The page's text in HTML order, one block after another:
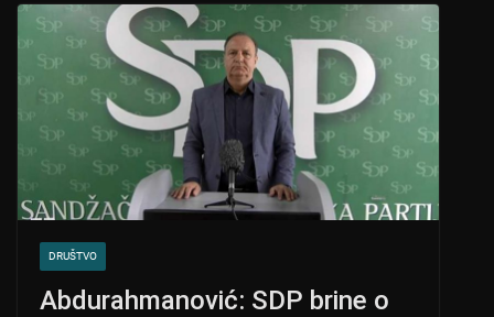
A
p
p
b
o
o
k
DRUŠTVO
Abdurahmanović: SDP brine o